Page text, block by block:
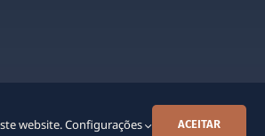
website.Configurações ACEITAR